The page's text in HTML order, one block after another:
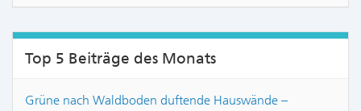
Top 5 Beiträge des Monats
Grüne nach Waldboden duftende Hauswände –